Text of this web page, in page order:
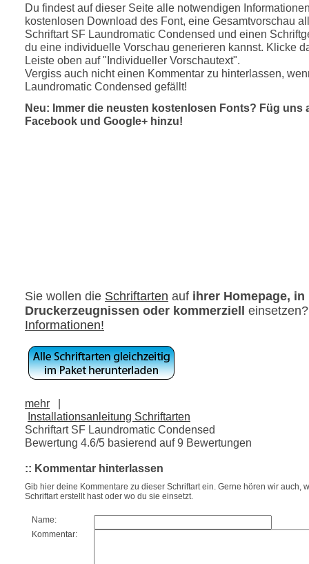
Du findest auf dieser Seite alle notwendigen
kostenlosen Download des Font, eine Gesamtvorschau
Schriftart SF Laundromatic Condensed und einen
du eine individuelle Vorschau generieren kannst. Klicke
Leiste oben auf "Individueller Vorschautext".
Vergiss auch nicht einen Kommentar zu hinterlassen,
Laundromatic Condensed gefällt!
Neu: Immer die neusten kostenlosen Fonts? Füg uns
Facebook und Google+ hinzu!
Sie wollen die Schriftarten auf ihrer Homepage, in
Druckerzeugnissen oder kommerziell
Informationen!
mehr
|
Installationsanleitung Schriftarten
Schriftart SF Laundromatic Condensed
Bewertung 4.6/5 basierend auf9 Bewertungen
:: Kommentar hinterlassen
Gib hier deine Kommentare zu dieser Schriftart ein. Gerne hören wir auch,
Schriftart erstellt hast oder wo du sie einsetzt.
Name:
Kommentar: